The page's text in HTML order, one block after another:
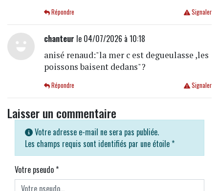
Signaler
Répondre
chanteur le 04/07/2026 à 10:18
anisé renaud:"la mer c est degueulasse ,les
poissons baisent dedans"?
Signaler
Répondre
Laisser un commentaire
Votre adresse e-mail ne sera pas publiée.
Les champs requis sont identifiés par une étoile *
Votre pseudo*